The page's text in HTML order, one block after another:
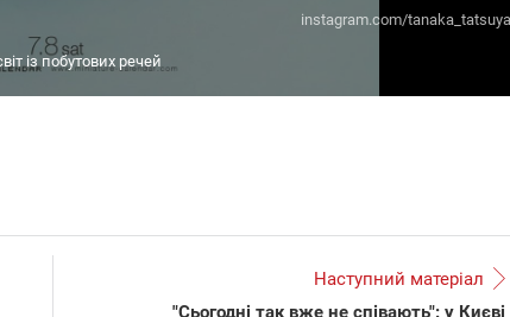
instagram.com/
із побутових речей
Наступний матеріал
"Сьогодні так вже не співають": у Києві